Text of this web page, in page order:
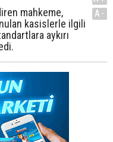
mahkeme,
kasislerle ilgili
aykırı
A-